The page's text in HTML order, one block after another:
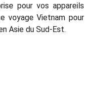
pour vos appareils
voyage Vietnam pour
Asie du Sud-Est.